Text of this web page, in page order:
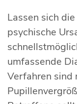
Lassen sich
psychische
umfassende
Verfahren sind